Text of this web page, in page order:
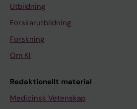
Utbildning
Forskarutbildning
Forskning
Om KI
Redaktionellt material
Medicinsk Vetenskap